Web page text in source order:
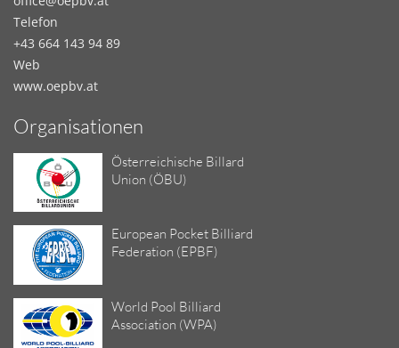
Telefon
+43 664 143 94 89
Web
www.oepbv.at
Organisationen
Österreichische Billard
Union (ÖBU)
European Pocket Billiard
Federation (EPBF)
World Pool Billiard
Association (WPA)